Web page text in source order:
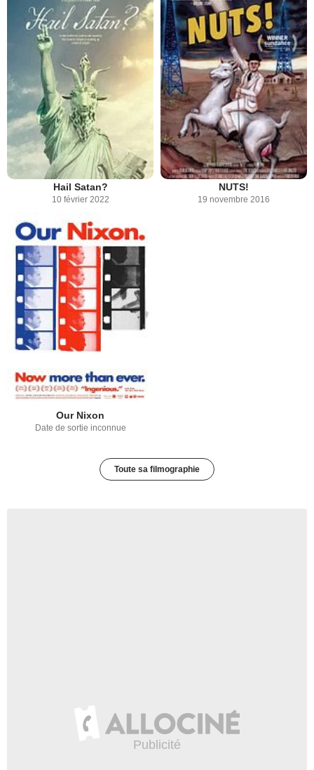
Hail Satan?
10 février 2022
NUTS!
19 novembre 2016
Our Nixon
Date de sortie inconnue
Toute sa filmographie